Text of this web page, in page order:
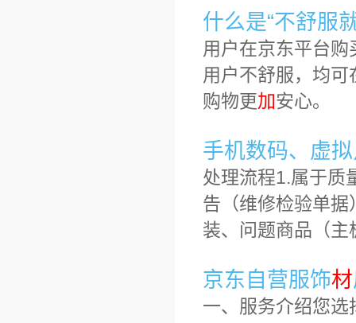
什么是“不舒服
用户在京东平台购
用户不舒服，均
购物更加安心。
手机数码、虚
处理流程1.属于质
告（维修检验单
装、问题商品（
京东自营服饰材
一、服务介绍您选